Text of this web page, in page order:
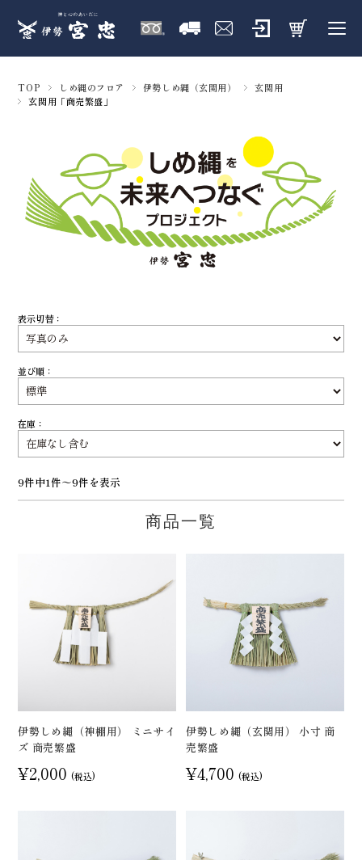
TOP しめ縄のフロア 伊勢しめ縄（玄関用）
玄関用
玄関用「商売繁盛」
表示切替：
並び順：
在庫：
9件中1件～9件を表示
商品一覧
伊勢しめ縄（神棚用） ミニサイ
ズ 商売繁盛
¥2,000 (税込)
伊勢しめ縄（玄関用） 小寸 商
売繁盛
¥4,700 (税込)